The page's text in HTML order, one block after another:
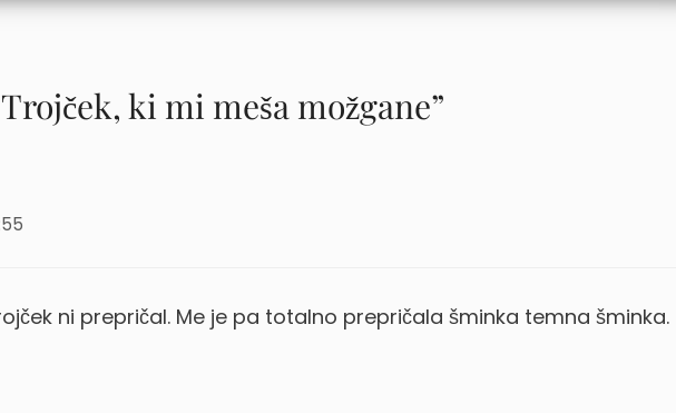
ki mi meša možgane”
ni prepričal. Me je pa totalno prepričala šminka temna šminka.